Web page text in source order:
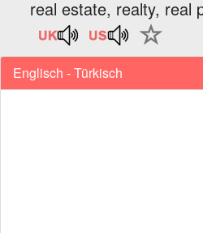
real estate, realty, real
Englisch - Türkisch